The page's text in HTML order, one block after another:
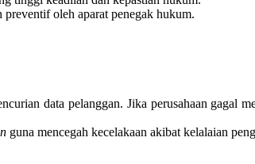
oleh aparat penegak hukum.
data pelanggan. Jika perusahaan gagal
guna mencegah kecelakaan akibat kelalaian